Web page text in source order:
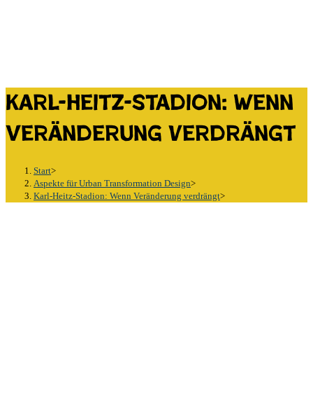
Karl-Heitz-Stadion: Wenn
Veränderung verdrängt
Start>
Aspekte für Urban Transformation Design>
Karl-Heitz-Stadion: Wenn Veränderung verdrängt>